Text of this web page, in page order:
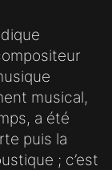
musical,
a été
puis la
; c’est